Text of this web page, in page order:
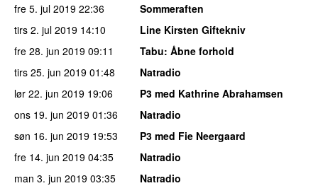
fre 5. jul 2019 22:36
Sommeraften
tirs 2. jul 2019 14:10
Line Kirsten Giftekniv
fre 28. jun 2019 09:11 Tabu: Åbne forhold
tirs 25. jun 2019 01:48
Natradio
lør 22. jun 2019 19:06
P3 med Kathrine Abrahamsen
ons 19. jun 2019 01:36
Natradio
søn 16. jun 2019 19:53
P3 med Fie Neergaard
fre 14. jun 2019 04:35
Natradio
man 3. jun 2019 03:35
Natradio